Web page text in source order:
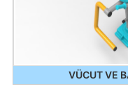
VÜCUT VE